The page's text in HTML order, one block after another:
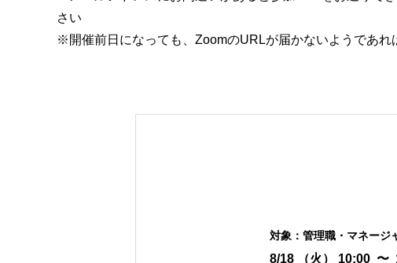
さい
※開催前日になっても、ZoomのURLが届かないようであれ
対象： 管理職・マネージ
8/18 （火） 10:00 〜